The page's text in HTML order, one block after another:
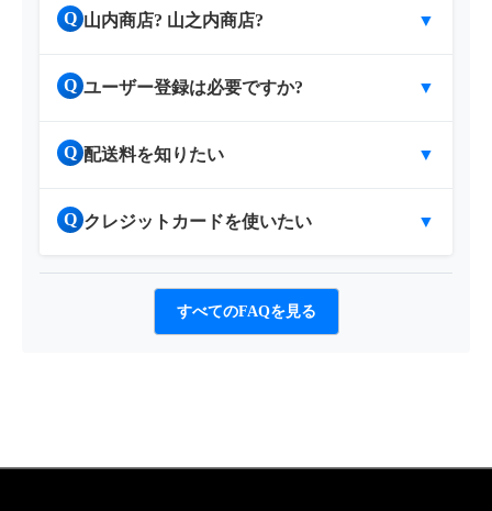
Q 山内商店? 山之内商店? ▼
Q ユーザー登録は必要ですか? ▼
Q 配送料を知りたい ▼
Q クレジットカードを使いたい ▼
すべてのFAQを見る